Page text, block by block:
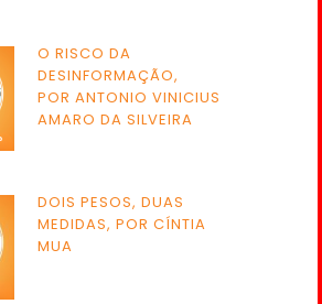
O RISCO DA
DESINFORMAÇÃO,
POR ANTONIO VINICIUS
AMARO DA SILVEIRA
DOIS PESOS, DUAS
MEDIDAS, POR CÍNTIA
MUA